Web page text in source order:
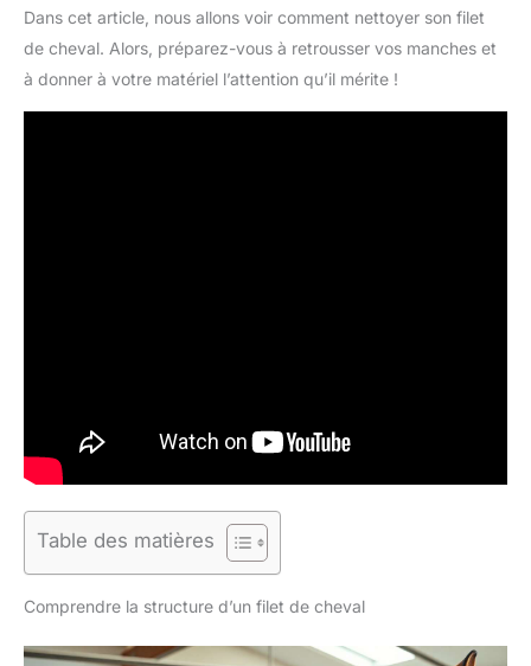
Dans cet article, nous allons voir comment nettoyer son filet
de cheval. Alors, préparez-vous à retrousser vos manches et
à donner à votre matériel l’attention qu’il mérite !
Table des matières
Comprendre la structure d’un filet de cheval